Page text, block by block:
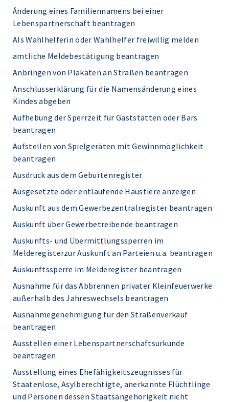
Änderung eines Familiennamens bei einer
Lebenspartnerschaft beantragen
Als Wahlhelferin oder Wahlhelfer freiwillig melden
amtliche Meldebestätigung beantragen
Anbringen von Plakaten an Straßen beantragen
Anschlusserklärung für die Namensänderung eines
Kindes abgeben
Aufhebung der Sperrzeit für Gaststätten oder Bars
beantragen
Aufstellen von Spielgeräten mit Gewinnmöglichkeit
beantragen
Ausdruck aus dem Geburtenregister
Ausgesetzte oder entlaufende Haustiere anzeigen
Auskunft aus dem Gewerbezentralregister beantragen
Auskunft über Gewerbetreibende beantragen
Auskunfts- und Übermittlungssperren im
Melderegisterzur Auskunft an Parteien u.a. beantragen
Auskunftssperre im Melderegister beantragen
Ausnahme für das Abbrennen privater Kleinfeuerwerke
außerhalb des Jahreswechsels beantragen
Ausnahmegenehmigung für den Straßenverkauf
beantragen
Ausstellen einer Lebenspartnerschaftsurkunde
beantragen
Ausstellung eines Ehefähigkeitszeugnisses für
Staatenlose, Asylberechtigte, anerkannte Flüchtlinge
und Personen dessen Staatsangehörigkeit nicht